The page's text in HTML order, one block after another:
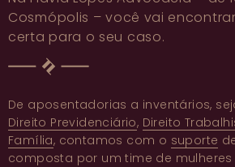
Cosmópolis – você vai
certa para o seu caso.
De aposentadorias a inventários,
Direito Previdenciário, Direito
Família, contamos com o suporte
composta por um time de mulheres